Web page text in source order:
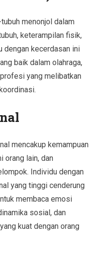
menonjol dalam
keterampilan fisik,
dengan kecerdasan ini
baik dalam olahraga,
yang melibatkan
mencakup kemampuan
orang lain, dan
Individu dengan
yang tinggi cenderung
membaca emosi
sosial, dan
kuat dengan orang